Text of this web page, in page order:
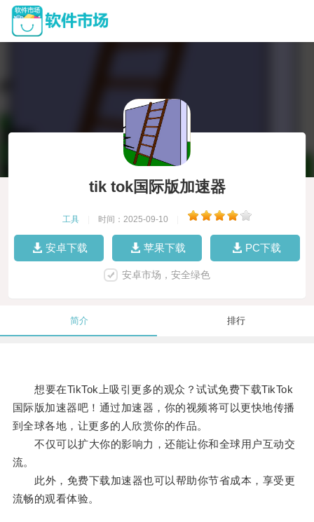
tik tok国际版加速器
工具 时间：2025-09-10
安卓下载 苹果下载 PC下载
安卓市场，安全绿色
简介 排行
想要在TikTok上吸引更多的观众？试试免费下载TikTok
国际版加速器吧！通过加速器，你的视频将可以更快地传播
到全球各地，让更多的人欣赏你的作品。
不仅可以扩大你的影响力，还能让你和全球用户互动交
流。
此外，免费下载加速器也可以帮助你节省成本，享受更
流畅的观看体验。